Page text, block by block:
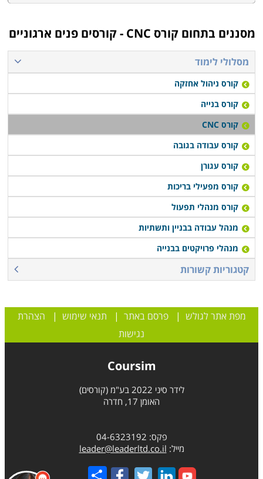
מסננים בתחום קורס CNC - קורסים פנים ארגוניים
מסלולי לימוד
קורס ניהול אחזקה
קורס בנייה
קורס CNC
קורס עבודה בגובה
קורס עגורן
קורס מפעילי בריכות
קורס מנהלי תפעול
מנהל עבודה בבניין ותשתיות
מנהלי פרויקטים בבנייה
קטגוריות קשורות
מפת אתר לגולש |פרסם באתר | תנאי שימוש | הצהרת
נגישות
Coursim
לידר סיני 2022 בע"מ (קורסים)
האומן 17, חדרה
פקס: 04-6323192
מייל: leader@leaderltd.co.il
Share